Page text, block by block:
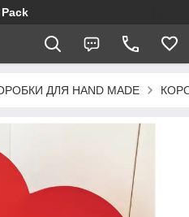
ДЛЯ HAND MADE